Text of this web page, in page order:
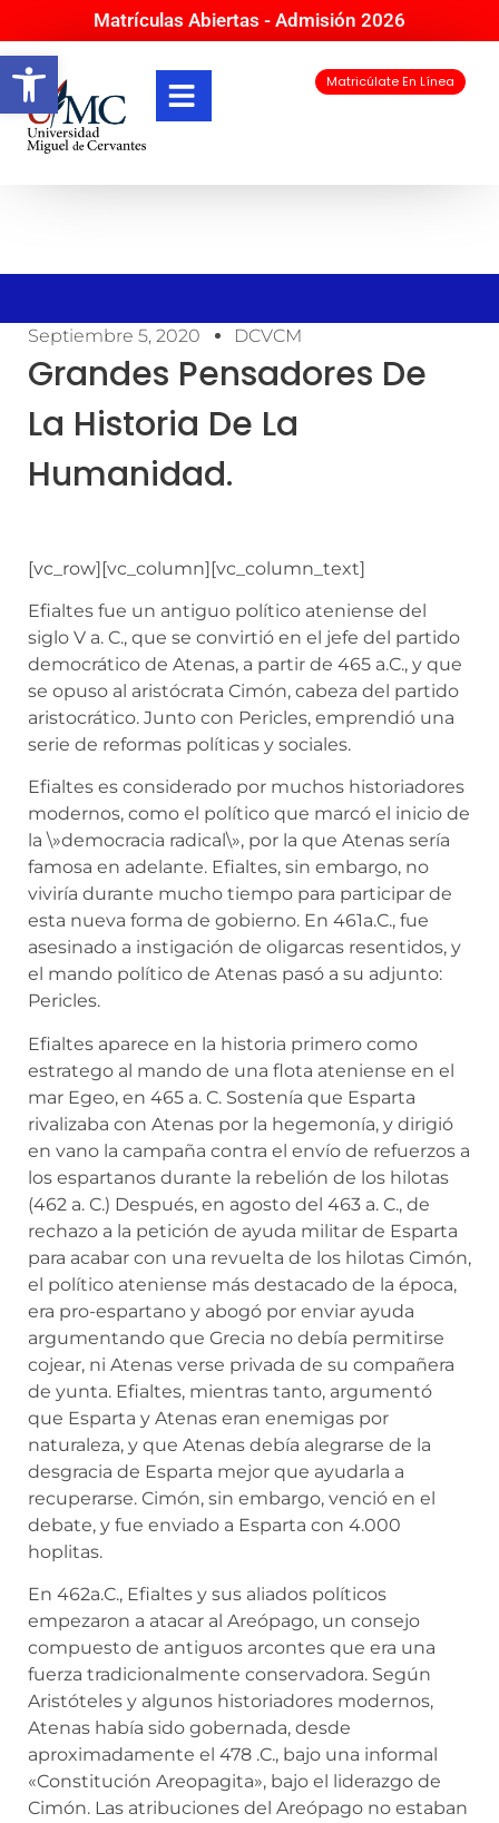
Abrir barra de herramientas
Matrículas Abiertas - Admisión 2026
Matricúlate En Línea
Septiembre 5, 2020 DCVCM
Grandes Pensadores De
La Historia De La
Humanidad.
[vc_row][vc_column][vc_column_text]
Efialtes fue un antiguo político ateniense del
siglo V a. C., que se convirtió en el jefe del partido
democrático de Atenas, a partir de 465 a.C., y que
se opuso al aristócrata Cimón, cabeza del partido
aristocrático. Junto con Pericles, emprendió una
serie de reformas políticas y sociales.
Efialtes es considerado por muchos historiadores
modernos, como el político que marcó el inicio de
la \»democracia radical\», por la que Atenas sería
famosa en adelante. Efialtes, sin embargo, no
viviría durante mucho tiempo para participar de
esta nueva forma de gobierno. En 461a.C., fue
asesinado a instigación de oligarcas resentidos, y
el mando político de Atenas pasó a su adjunto:
Pericles.
Efialtes aparece en la historia primero como
estratego al mando de una flota ateniense en el
mar Egeo, en 465 a. C. Sostenía que Esparta
rivalizaba con Atenas por la hegemonía, y dirigió
en vano la campaña contra el envío de refuerzos a
los espartanos durante la rebelión de los hilotas
(462 a. C.) Después, en agosto del 463 a. C., de
rechazo a la petición de ayuda militar de Esparta
para acabar con una revuelta de los hilotas Cimón,
el político ateniense más destacado de la época,
era pro-espartano y abogó por enviar ayuda​
argumentando que Grecia no debía permitirse
cojear, ni Atenas verse privada de su compañera
de yunta. Efialtes, mientras tanto, argumentó
que Esparta y Atenas eran enemigas por
naturaleza, y que Atenas debía alegrarse de la
desgracia de Esparta mejor que ayudarla a
recuperarse. Cimón, sin embargo, venció en el
debate, y fue enviado a Esparta con 4.000
hoplitas.
En 462a.C., Efialtes y sus aliados políticos
empezaron a atacar al Areópago, un consejo
compuesto de antiguos arcontes que era una
fuerza tradicionalmente conservadora. Según
Aristóteles y algunos historiadores modernos,
Atenas había sido gobernada, desde
aproximadamente el 478 .C., bajo una informal
«Constitución Areopagita», bajo el liderazgo de
Cimón. Las atribuciones del Areópago no estaban